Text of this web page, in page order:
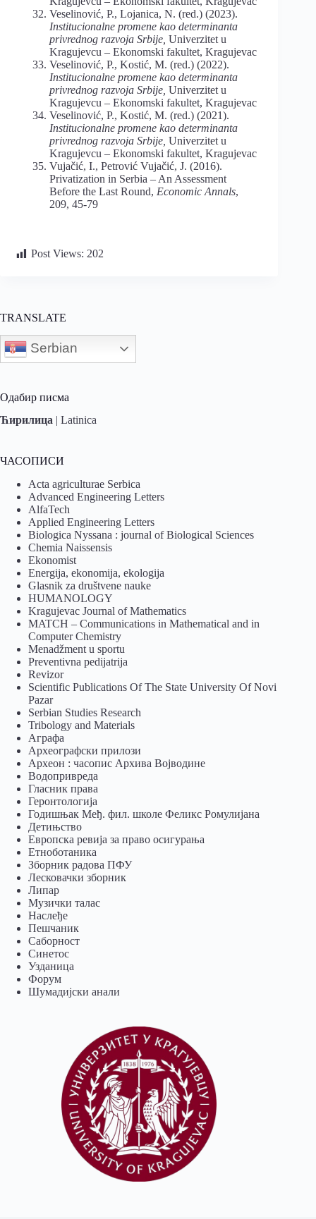
Veselinović, P., Lojanica, N. (red.) (2023).
Institucionalne promene kao determinanta
privrednog razvoja Srbije, Univerzitet u
Kragujevcu – Ekonomski fakultet, Kragujevac
Veselinović, P., Kostić, M. (red.) (2022).
Institucionalne promene kao determinanta
privrednog razvoja Srbije, Univerzitet u
Kragujevcu – Ekonomski fakultet, Kragujevac
Veselinović, P., Kostić, M. (red.) (2021).
Institucionalne promene kao determinanta
privrednog razvoja Srbije, Univerzitet u
Kragujevcu – Ekonomski fakultet, Kragujevac
Vujačić, I., Petrović Vujačić, J. (2016).
Privatization in Serbia – An Assessment
Before the Last Round, Economic Annals,
209, 45-79
Post Views: 202
TRANSLATE
Serbian
Одабир писма
Ћирилица | Latinica
ЧАСОПИСИ
Acta agriculturae Serbica
Advanced Engineering Letters
AlfaTech
Applied Engineering Letters
Biologica Nyssana : journal of Biological Sciences
Chemia Naissensis
Ekonomist
Energija, ekonomija, ekologija
Glasnik za društvene nauke
HUMANOLOGY
Kragujevac Journal of Mathematics
MATCH – Communications in Mathematical and in
Computer Chemistry
Menadžment u sportu
Preventivna pedijatrija
Revizor
Scientific Publications Of The State University Of Novi
Pazar
Serbian Studies Research
Tribology and Materials
Аграфа
Археографски прилози
Археон : часопис Архива Војводине
Водопривреда
Гласник права
Геронтологија
Годишњак Међ. фил. школе Феликс Ромулијана
Детињство
Европска ревија за право осигурања
Eтноботаника
Зборник радова ПФУ
Лесковачки зборник
Липар
Музички талас
Наслеђе
Пешчаник
Саборност
Синетос
Узданица
Форум
Шумадијски анали